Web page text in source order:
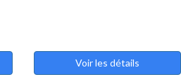
Voir les détails